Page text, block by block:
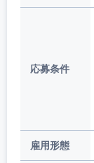
応募条件
雇用形態